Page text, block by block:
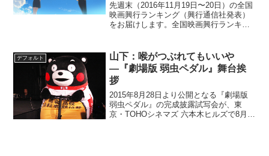
先週末（2016年11月19日〜20日）の全国
映画興行ランキング（興行通信社発表）
をお届けします。全国映画興行ランキン
リーチャー ＮＥＶＥＲ ＧＯ ＢＡＣＫ』4
位（→...
デフォルト
山下：喉がつぶれてもいいや
―『劇場版 弱虫ペダル』舞台挨
拶
2015年8月28日より公開となる『劇場版
弱虫ペダル』の完成披露試写会が、東
京・TOHOシネマズ 六本木ヒルズで8月